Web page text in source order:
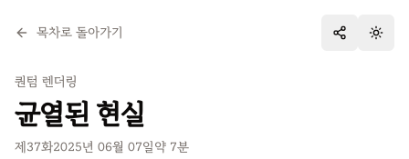
목차로 돌아가기 테마
퀀텀 렌더링
균열된 현실
제37화2025년 06월 07일약 7분